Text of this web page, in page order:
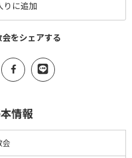
りに追加
をシェアする
情報
会